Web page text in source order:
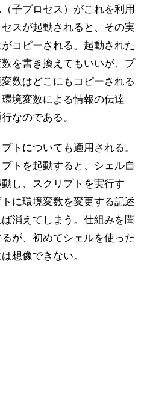
子プロセス）がこれを利用
スが起動されると、その実
コピーされる。起動された
を書き換えてもいいが、プ
数はどこにもコピーされる
境変数による情報の伝達
なのである。
トについても適用される。
トを起動すると、シェル自
し、スクリプトを実行す
に環境変数を変更する記述
消えてしまう。仕組みを聞
が、初めてシェルを使った
想像できない。